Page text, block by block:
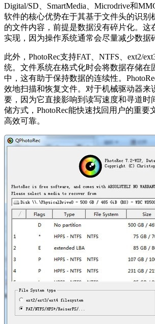
Digital/SD、SmartMedia、Microdrive和
软件的核心优势在于其基于文件头的识别
的文件内容，前提是数据没有碎片化。这
实现，因为操作系统通常会尽量减少数据
此外，PhotoRec支持FAT、NTFS、ext2/
统。文件系统在格式化时会将数据存储在
中，这有助于保持数据的连续性。
效地扫描和恢复文件。对于机械驱动器来
要，因为它直接影响到读写速度和寻道时
储方式，PhotoRec能快速找回用户的重要
高效可靠。